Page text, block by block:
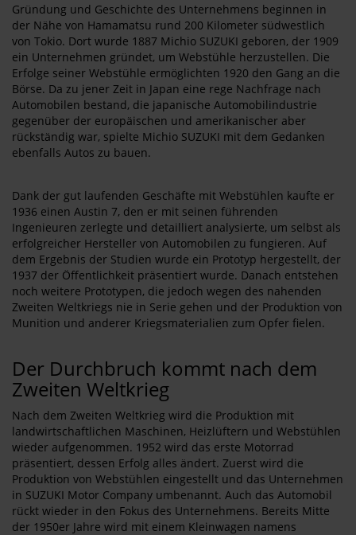
Gründung und Geschichte des Unternehmens beginnen in
der Nähe von Hamamatsu rund 200 Kilometer südwestlich
von Tokio. Dort wurde 1887 Michio SUZUKI geboren, der 1909
ein Unternehmen gründet, um Webstühle herzustellen. Die
Erfolge seiner Webstühle ermöglichten 1920 den Gang an die
Börse. Da zu jener Zeit in Japan eine rege Nachfrage nach
Automobilen bestand, die japanische Automobilindustrie
gegenüber der europäischen und amerikanischer aber
rückständig war, spielte Michio SUZUKI mit dem Gedanken
ebenfalls Autos zu bauen.
Dank der gut laufenden Geschäfte mit Webstühlen kaufte er
1936 einen Austin 7, den er mit seinen führenden
Ingenieuren zerlegte und detailliert analysierte, um selbst als
erfolgreicher Hersteller von Automobilen zu fungieren. Auf
dem Ergebnis der Studien wurde ein Prototyp hergestellt, der
1937 der Öffentlichkeit präsentiert wurde. Danach entstehen
noch weitere Prototypen, die jedoch wegen des nahenden
Zweiten Weltkriegs nie in Serie gehen und der Produktion von
Munition und anderer Kriegsmaterialien zum Opfer fielen.
Der Durchbruch kommt nach dem
Zweiten Weltkrieg
Nach dem Zweiten Weltkrieg wird die Produktion mit
landwirtschaftlichen Maschinen, Heizlüftern und Webstühlen
wieder aufgenommen. 1952 wird das erste Motorrad
präsentiert, dessen Erfolg alles ändert. Zuerst wird die
Produktion von Webstühlen eingestellt und das Unternehmen
in SUZUKI Motor Company umbenannt. Auch das Automobil
rückt wieder in den Fokus des Unternehmens. Bereits Mitte
der 1950er Jahre wird mit einem Kleinwagen namens